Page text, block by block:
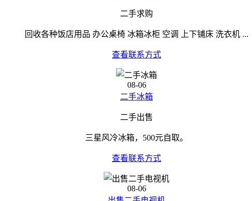
二手求购
回收各种饭店用品 办公桌椅 冰箱冰柜 空调 上下铺床 洗衣机 ...
查看联系方式
08-06
二手冰箱
二手出售
三星风冷冰箱，500元自取。
查看联系方式
08-06